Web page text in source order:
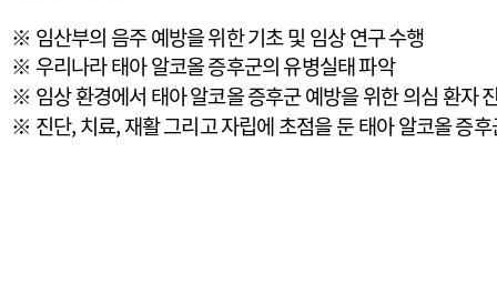
※ 임산부의 음주 예방을 위한 기초 및 임상 연구 수행
※ 우리나라 태아 알코올 증후군의 유병실태 파악
※ 임상 환경에서 태아 알코올 증후군 예방을 위한 의심 환자
※ 진단, 치료, 재활 그리고 자립에 초점을 둔 태아 알코올 증